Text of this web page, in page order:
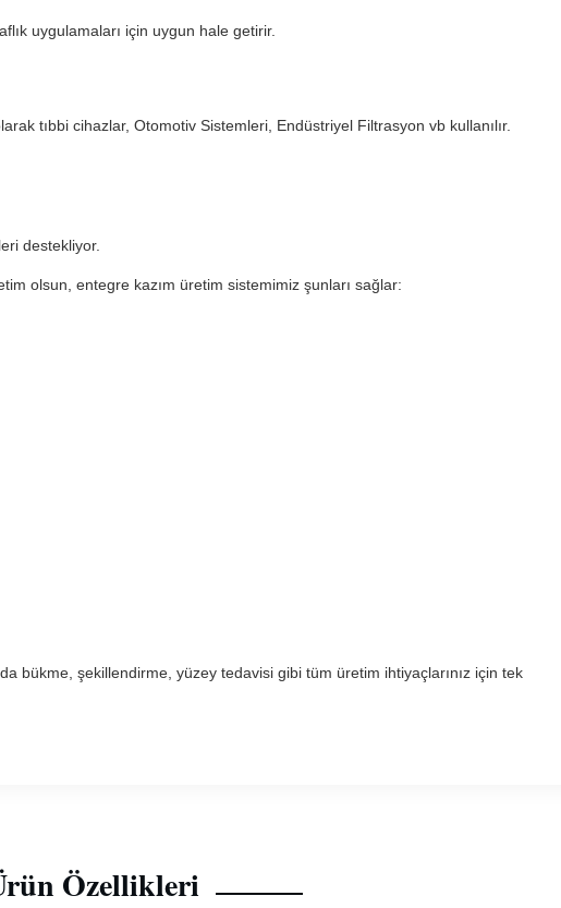
uygulamaları için uygun hale getirir.
tıbbi cihazlar, Otomotiv Sistemleri, Endüstriyel Filtrasyon vb kullanılır.
destekliyor.
olsun, entegre kazım üretim sistemimiz şunları sağlar:
bükme, şekillendirme, yüzey tedavisi gibi tüm üretim ihtiyaçlarınız için tek
Özellikleri